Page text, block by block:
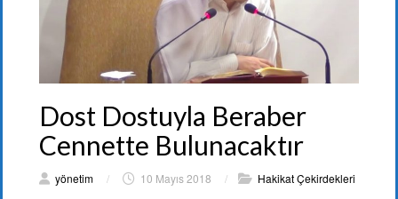
Dost Dostuyla Beraber
Cennette Bulunacaktır
yönetim / 10 Mayıs 2018 / Hakikat Çekirdekleri